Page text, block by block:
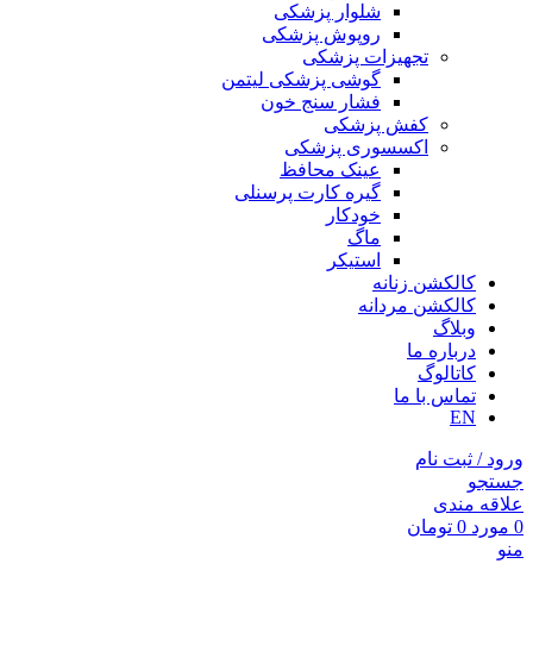
شلوار پزشکی
روپوش پزشکی
تجهیزات پزشکی
گوشی پزشکی لیتمن
فشار سنج خون
کفش پزشکی
اکسسوری پزشکی
عینک محافظ
گیره کارت پرسنلی
خودکار
ماگ
استیکر
کالکشن زنانه
کالکشن مردانه
وبلاگ
درباره ما
کاتالوگ
تماس با ما
EN
ورود / ثبت نام
جستجو
علاقه مندی
0 مورد 0 تومان
منو